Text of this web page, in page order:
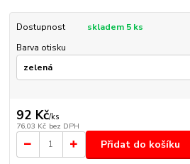
Dostupnost
skladem 5 ks
Barva otisku
92 Kč/ks
76,03 Kč bez DPH
Přidat do košíku